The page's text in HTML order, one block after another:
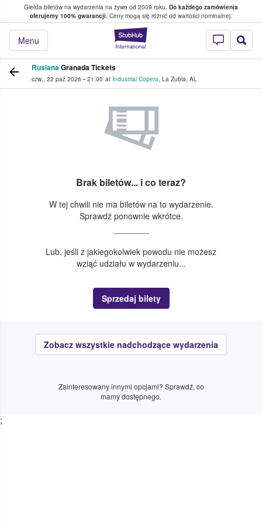
Giełda biletów na wydarzenia na żywo od 2009 roku. Do każdego zamówienia
oferujemy 100% gwarancji. Ceny mogą się różnić od wartości nominalnej.
StubHub —
Menu
w którym fani i kibice kupują i
RuslanaGranada Tickets
czw., 22 paź 2026 • 21:00 at Industrial Copera, La Zubia, AL
Brak biletów... i co teraz?
W tej chwili nie ma biletów na to wydarzenie.
Sprawdź ponownie wkrótce.
Lub, jeśli z jakiegokolwiek powodu nie możesz
wziąć udziału w wydarzeniu...
Sprzedaj bilety
Zobacz wszystkie nadchodzące wydarzenia
Zainteresowany innymi opcjami? Sprawdź, co
mamy dostępnego.
;